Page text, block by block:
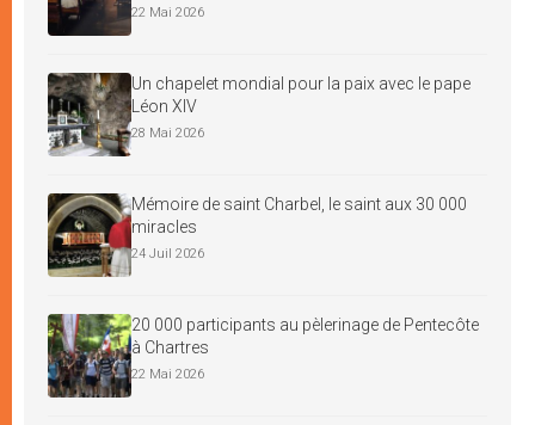
22 Mai 2026
Un chapelet mondial pour la paix avec le pape
Léon XIV
28 Mai 2026
Mémoire de saint Charbel, le saint aux 30 000
miracles
24 Juil 2026
20 000 participants au pèlerinage de Pentecôte
à Chartres
22 Mai 2026